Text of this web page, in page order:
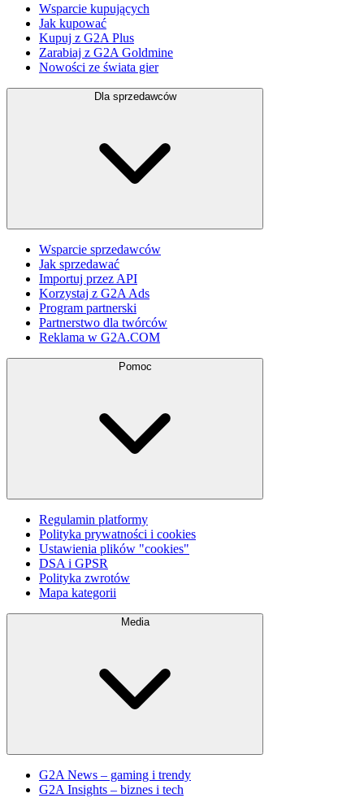
Wsparcie kupujących
Jak kupować
Kupuj z G2A Plus
Zarabiaj z G2A Goldmine
Nowości ze świata gier
Dla sprzedawców
Wsparcie sprzedawców
Jak sprzedawać
Importuj przez API
Korzystaj z G2A Ads
Program partnerski
Partnerstwo dla twórców
Reklama w G2A.COM
Pomoc
Regulamin platformy
Polityka prywatności i cookies
Ustawienia plików "cookies"
DSA i GPSR
Polityka zwrotów
Mapa kategorii
Media
G2A News – gaming i trendy
G2A Insights – biznes i tech